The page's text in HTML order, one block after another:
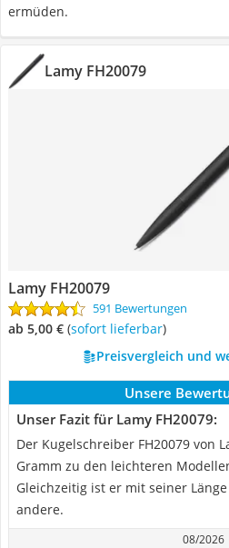
ermüden.
Lamy FH20079
Lamy FH20079
591 Bewertungen
ab 5,00 € ( Sofort lieferbar)
Preisvergleich und
Unsere
Unser Fazit für Lamy FH20079:
Der Kugelschreiber FH20079 von
Gramm zu den leichteren
Gleichzeitig ist er mit seiner
andere.
08/2026